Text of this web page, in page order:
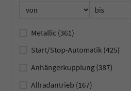
Metallic (361)
Start/Stop-Automatik (425)
Anhängerkupplung (387)
Allradantrieb (167)